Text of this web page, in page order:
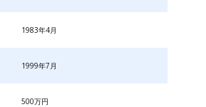
1983年4月
1999年7月
500万円